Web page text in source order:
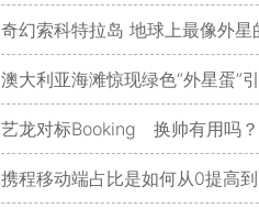
奇幻索科特拉岛 地球上最像外星的
澳大利亚海滩惊现绿色“外星蛋”引猜测
艺龙对标Booking 换帅有用吗？
携程移动端占比是如何从0提高到50%